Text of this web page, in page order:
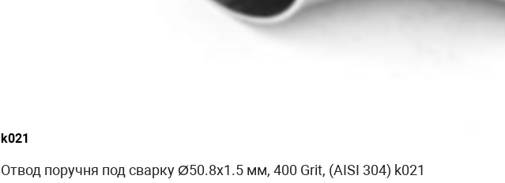
k021
Отвод поручня под сварку Ø50.8х1.5 мм, 400 Grit, (AISI 304) k021